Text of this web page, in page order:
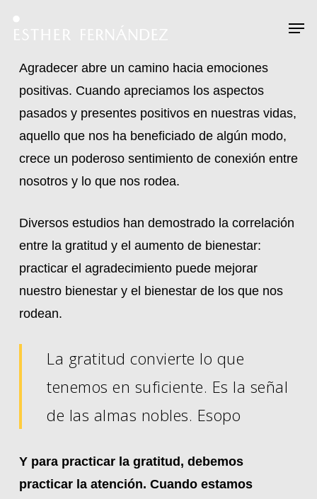
content
Agradecer abre un camino hacia emociones
positivas. Cuando apreciamos los aspectos
pasados y presentes positivos en nuestras vidas,
aquello que nos ha beneficiado de algún modo,
crece un poderoso sentimiento de conexión entre
nosotros y lo que nos rodea.
Diversos estudios han demostrado la correlación
entre la gratitud y el aumento de bienestar:
practicar el agradecimiento puede mejorar
nuestro bienestar y el bienestar de los que nos
rodean.
La gratitud convierte lo que
tenemos en suficiente. Es la señal
de las almas nobles. Esopo
Y para practicar la gratitud, debemos
practicar la atención. Cuando estamos